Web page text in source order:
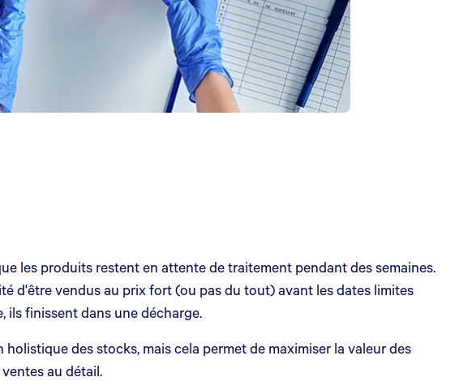
les produits restent en attente de traitement pendant des semaines.
d'être vendus au prix fort (ou pas du tout) avant les dates limites
ils finissent dans une décharge.
des stocks, mais cela permet de maximiser la valeur des
au détail.